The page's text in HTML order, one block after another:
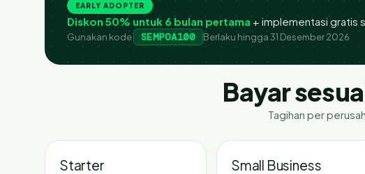
EARLY ADOPTER
Diskon 50% untuk 6 bulan pertama+ implementasi gratis
Gunakan kode SEMPOA100 Berlaku hingga 31 Desember 2026
Bayar
Tagihan per
Starter Small Business